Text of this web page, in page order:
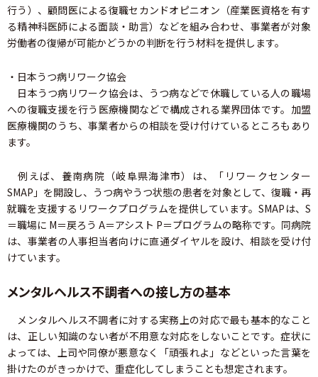
行う）、顧問医による復職セカンドオピニオン（産業医資格を有す
る精神科医師による面談・助言）などを組み合わせ、事業者が対象
労働者の復帰が可能かどうかの判断を行う材料を提供します。
・日本うつ病リワーク協会
日本うつ病リワーク協会は、うつ病などで休職している人の職場
への復職支援を行う医療機関などで構成される業界団体です。加盟
医療機関のうち、事業者からの相談を受け付けているところもあり
ます。
例えば、養南病院（岐阜県海津市）は、「リワークセンター
SMAP」を開設し、うつ病やうつ状態の患者を対象として、復職・再
就職を支援するリワークプログラムを提供しています。SMAPは、S
＝職場に M＝戻ろう A＝アシスト P＝プログラムの略称です。同病院
は、事業者の人事担当者向けに直通ダイヤルを設け、相談を受け付
けています。
メンタルヘルス不調者への接し方の基本
メンタルヘルス不調者に対する実務上の対応で最も基本的なこと
は、正しい知識のない者が不用意な対応をしないことです。症状に
よっては、上司や同僚が悪意なく「頑張れよ」などといった言葉を
掛けたのがきっかけで、重症化してしまうことも想定されます。